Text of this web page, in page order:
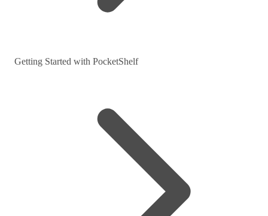
Getting Started with PocketShelf